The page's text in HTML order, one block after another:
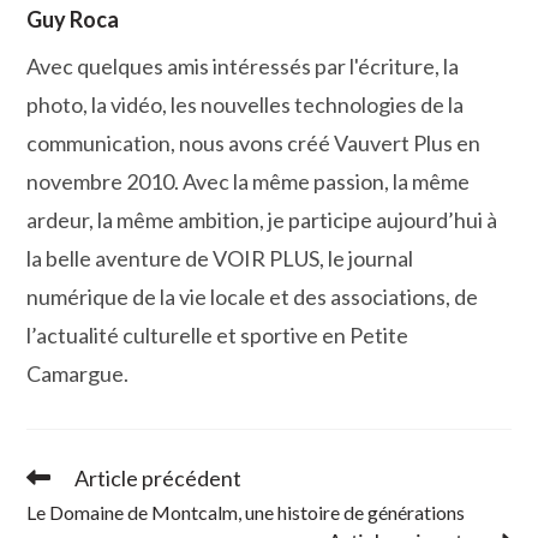
Guy Roca
Avec quelques amis intéressés par l'écriture, la
photo, la vidéo, les nouvelles technologies de la
communication, nous avons créé Vauvert Plus en
novembre 2010. Avec la même passion, la même
ardeur, la même ambition, je participe aujourd’hui à
la belle aventure de VOIR PLUS, le journal
numérique de la vie locale et des associations, de
l’actualité culturelle et sportive en Petite
Camargue.
Read
articles
Article précédent
Le Domaine de Montcalm, une histoire de générations